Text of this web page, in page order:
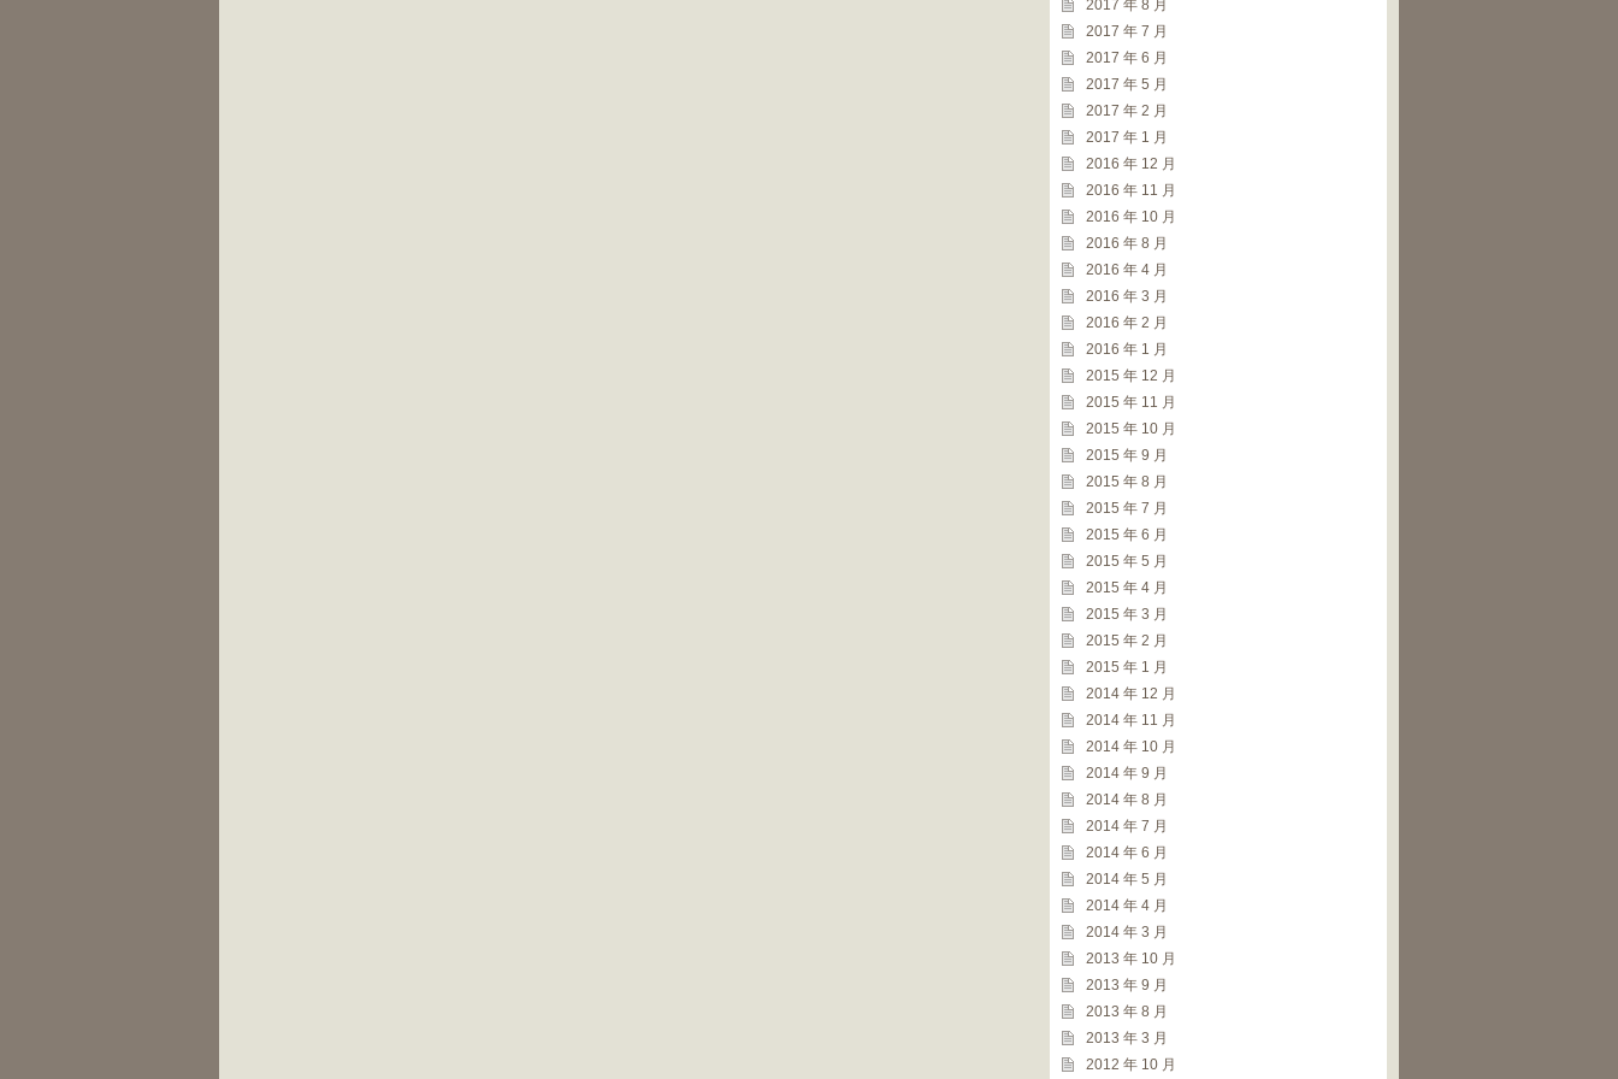
2017 年 8 月
2017 年 7 月
2017 年 6 月
2017 年 5 月
2017 年 2 月
2017 年 1 月
2016 年 12 月
2016 年 11 月
2016 年 10 月
2016 年 8 月
2016 年 4 月
2016 年 3 月
2016 年 2 月
2016 年 1 月
2015 年 12 月
2015 年 11 月
2015 年 10 月
2015 年 9 月
2015 年 8 月
2015 年 7 月
2015 年 6 月
2015 年 5 月
2015 年 4 月
2015 年 3 月
2015 年 2 月
2015 年 1 月
2014 年 12 月
2014 年 11 月
2014 年 10 月
2014 年 9 月
2014 年 8 月
2014 年 7 月
2014 年 6 月
2014 年 5 月
2014 年 4 月
2014 年 3 月
2013 年 10 月
2013 年 9 月
2013 年 8 月
2013 年 3 月
2012 年 10 月